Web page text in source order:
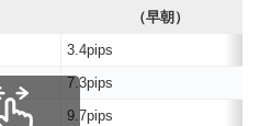
（早朝）
3.4pips
7.3pips
9.7pips